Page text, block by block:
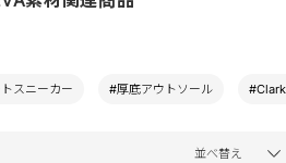
スニーカー #厚底アウトソール
並べ替え